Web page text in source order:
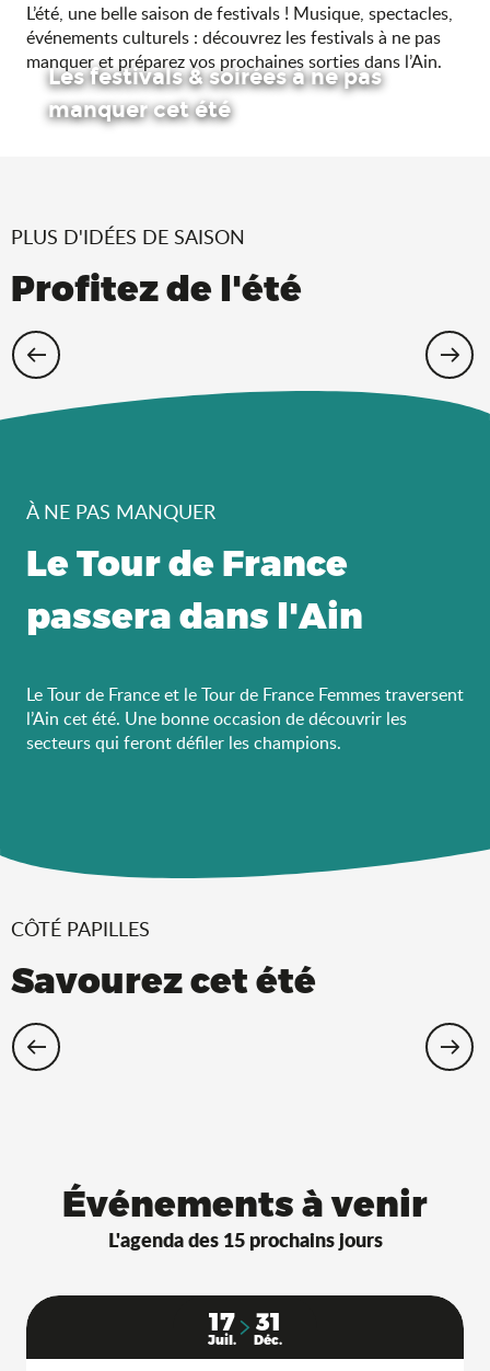
L’été, une belle saison de festivals ! Musique, spectacles,
événements culturels : découvrez les festivals à ne pas
manquer et préparez vos prochaines sorties dans l’Ain.
Les festivals & soirées à ne pas
manquer cet été
PLUS D'IDÉES DE SAISON
Profitez de l'été
Cet été, échappez-vous dans l’Ain !
À NE PAS MANQUER
Le Tour de France
passera dans l'Ain
Le Tour de France et le Tour de France Femmes traversent
l’Ain cet été. Une bonne occasion de découvrir les
secteurs qui feront défiler les champions.
CÔTÉ PAPILLES
Savourez cet été
terrasse à l’ombre !
Événements à venir
L'agenda des 15 prochains jours
17
Juil.
31
Déc.